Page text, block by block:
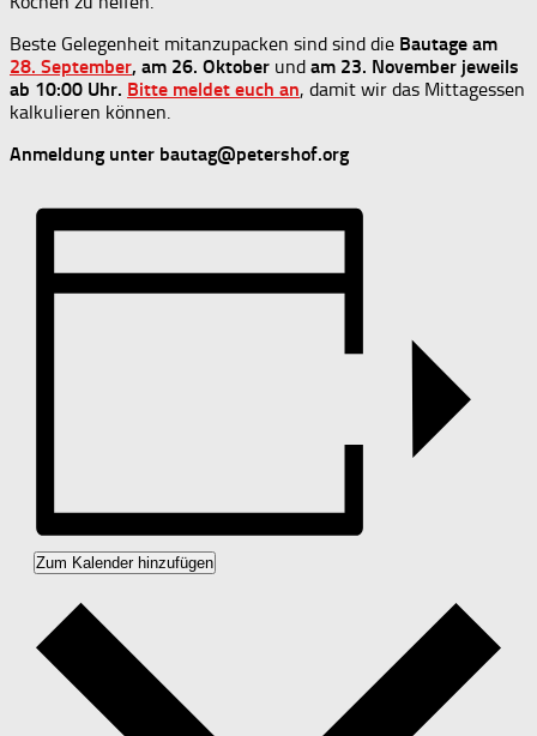
Beste Gelegenheit mitanzupacken sind sind die Bautage am
28. September, am 26. Oktober und am 23. November jeweils
ab 10:00 Uhr. Bitte meldet euch an, damit wir das Mittagessen
kalkulieren können.
Anmeldung unter bautag@petershof.org
Zum Kalender hinzufügen